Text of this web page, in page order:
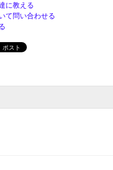
に教える
て問い合わせる